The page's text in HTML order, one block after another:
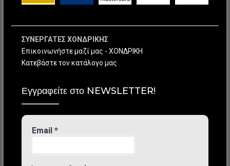
ΣΥΝΕΡΓΑΤΕΣ ΧΟΝΔΡΙΚΗΣ
Επικοινωνήστε μαζί μας - ΧΟΝΔΡΙΚΗ
Κατεβάστε τον κατάλογο μας
Εγγραφείτε στο NEWSLETTER!
Email *